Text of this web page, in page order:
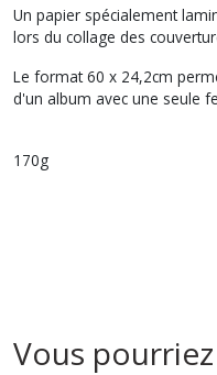
Un papier spécialement
lors du collage des
Le format 60 x 24,2cm
d'un album avec une seule
170g
Vous